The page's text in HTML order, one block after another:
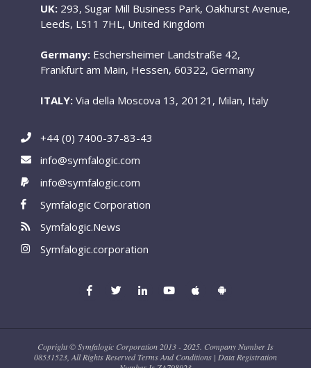
UK: 293, Sugar Mill Business Park, Oakhurst Avenue,
Leeds, LS11 7HL, United Kingdom
Germany: Eschersheimer Landstraße 42,
Frankfurt am Main, Hessen, 60322, Germany
ITALY: Via della Moscova 13, 20121, Milan, Italy
+44 (0) 7400-37-83-43
info@symfalogic.com
info@symfalogic.com
Symfalogic Corporation
Symfalogic.News
Symfalogic.corporation
Copright © Symfalogic Corporation 2013 - 2025. Company Number Is
08531523, All Rights Reserved Terms And Conditions | Data Registration